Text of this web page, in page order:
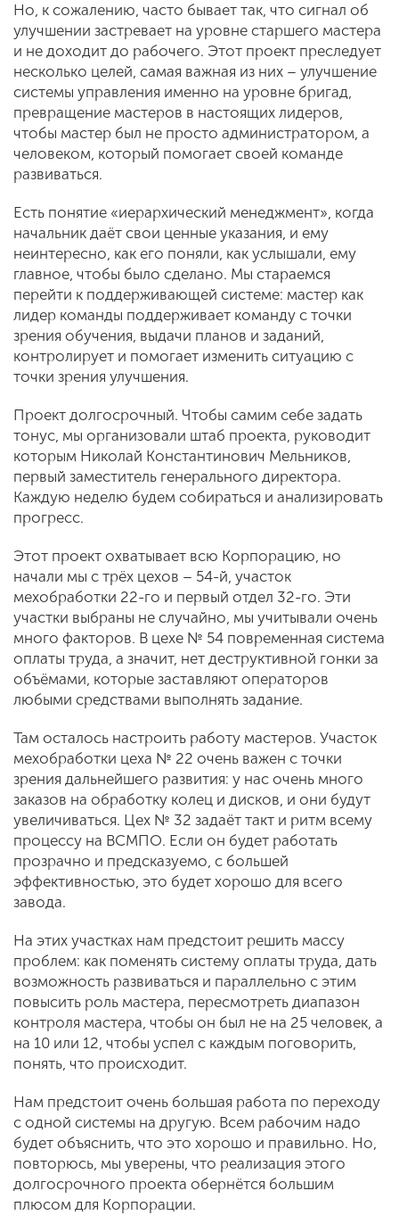
Но, к сожалению, часто бывает так, что сигнал об
улучшении застревает на уровне старшего мастера
и не доходит до рабочего. Этот проект преследует
несколько целей, самая важная из них – улучшение
системы управления именно на уровне бригад,
превращение мастеров в настоящих лидеров,
чтобы мастер был не просто администратором, а
человеком, который помогает своей команде
развиваться.
Есть понятие «иерархический менеджмент», когда
начальник даёт свои ценные указания, и ему
неинтересно, как его поняли, как услышали, ему
главное, чтобы было сделано. Мы стараемся
перейти к поддерживающей системе: мастер как
лидер команды поддерживает команду с точки
зрения обучения, выдачи планов и заданий,
контролирует и помогает изменить ситуацию с
точки зрения улучшения.
Проект долгосрочный. Чтобы самим себе задать
тонус, мы организовали штаб проекта, руководит
которым Николай Константинович Мельников,
первый заместитель генерального директора.
Каждую неделю будем собираться и анализировать
прогресс.
Этот проект охватывает всю Корпорацию, но
начали мы с трёх цехов – 54-й, участок
мехобработки 22-го и первый отдел 32-го. Эти
участки выбраны не случайно, мы учитывали очень
много факторов. В цехе № 54 повременная система
оплаты труда, а значит, нет деструктивной гонки за
объёмами, которые заставляют операторов
любыми средствами выполнять задание.
Там осталось настроить работу мастеров. Участок
мехобработки цеха № 22 очень важен с точки
зрения дальнейшего развития: у нас очень много
заказов на обработку колец и дисков, и они будут
увеличиваться. Цех № 32 задаёт такт и ритм всему
процессу на ВСМПО. Если он будет работать
прозрачно и предсказуемо, с большей
эффективностью, это будет хорошо для всего
завода.
На этих участках нам предстоит решить массу
проблем: как поменять систему оплаты труда, дать
возможность развиваться и параллельно с этим
повысить роль мастера, пересмотреть диапазон
контроля мастера, чтобы он был не на 25 человек, а
на 10 или 12, чтобы успел с каждым поговорить,
понять, что происходит.
Нам предстоит очень большая работа по переходу
с одной системы на другую. Всем рабочим надо
будет объяснить, что это хорошо и правильно. Но,
повторюсь, мы уверены, что реализация этого
долгосрочного проекта обернётся большим
плюсом для Корпорации.